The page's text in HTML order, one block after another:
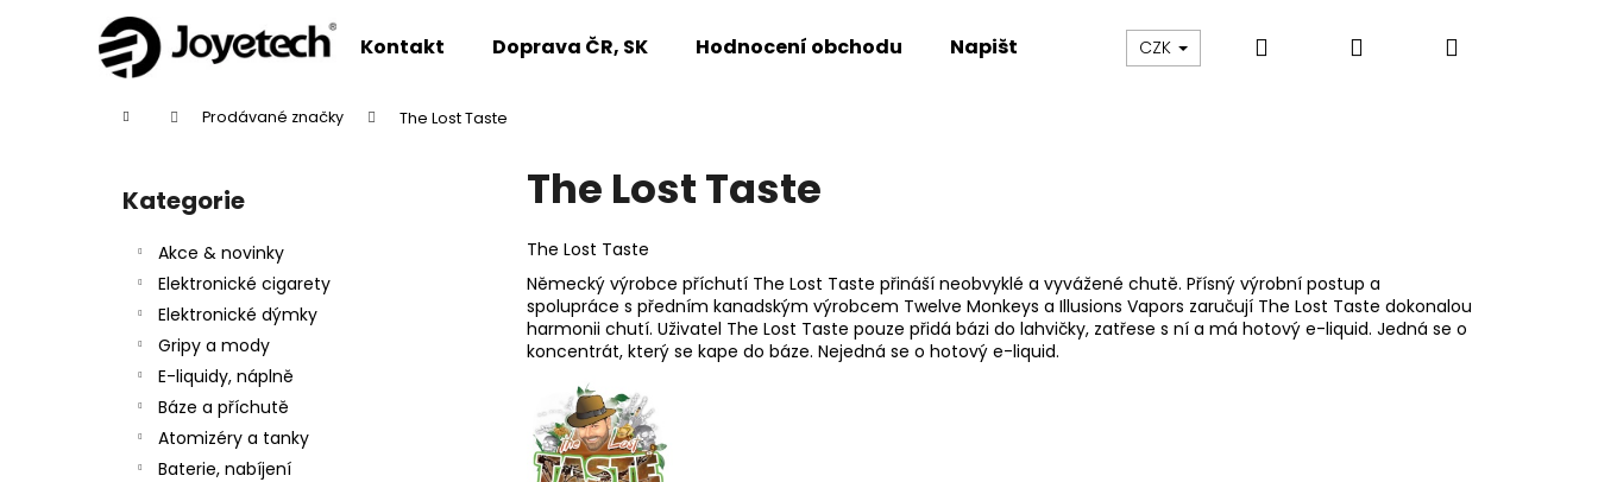
Kontakt Doprava ČR, SK Hodnocení obchodu Napište nám Sledování zásilek Obchodní podmínky
CZK Hledat PřihlášeníNákupní
Domů Prodávané značky The Lost Taste
Přeskočit
kategorie
Kategorie
Akce & novinky
Elektronické cigarety
Elektronické dýmky
Gripy a mody
E-liquidy, náplně
Báze a příchutě
Atomizéry a tanky
Baterie, nabíjení
The Lost Taste
The Lost Taste
Německý výrobce příchutí The Lost Taste přináší neobvyklé a vyvážené chutě. Přísný výrobní postup a
spolupráce s předním kanadským výrobcem Twelve Monkeys a Illusions Vapors zaručují The Lost Taste dokonalou
harmonii chutí. Uživatel The Lost Taste pouze přidá bázi do lahvičky, zatřese s ní a má hotový e-liquid. Jedná se o
koncentrát, který se kape do báze. Nejedná se o hotový e-liquid.
Zpět
Zpět
Doporučujeme